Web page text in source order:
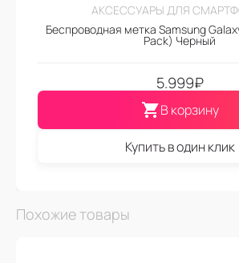
АКСЕССУАРЫ ДЛЯ
Беспроводная метка Samsung
Pack) Черный
5.999₽
В корзину
Купить в один клик
Похожие товары